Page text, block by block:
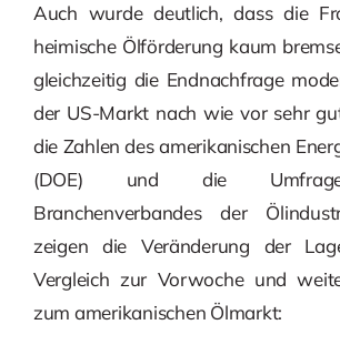
Auch wurde deutlich, dass die
heimische Ölförderung kaum
gleichzeitig die Endnachfrage
der US-Markt nach wie vor sehr
die Zahlen des amerikanischen
(DOE) und die
Branchenverbandes der
zeigen die Veränderung der
Vergleich zur Vorwoche und
zum amerikanischen Ölmarkt: